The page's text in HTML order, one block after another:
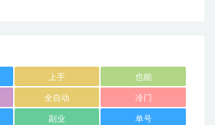
上手 也能
全自动 冷门
副业 单号